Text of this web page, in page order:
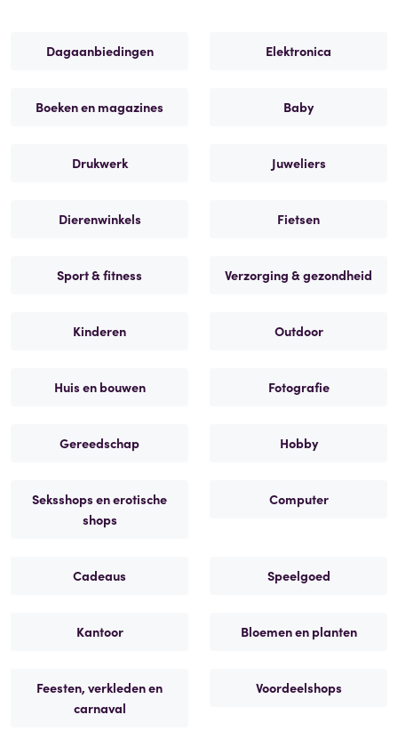
Dagaanbiedingen Elektronica
Boeken en magazines Baby
Drukwerk Juweliers
Dierenwinkels Fietsen
Sport & fitness Verzorging & gezondheid
Kinderen Outdoor
Huis en bouwen Fotografie
Gereedschap Hobby
Seksshops en erotische
shops
Computer
Cadeaus Speelgoed
Kantoor Bloemen en planten
Feesten, verkleden en
carnaval
Voordeelshops